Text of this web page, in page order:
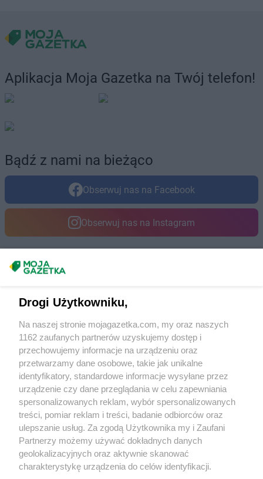
Aplikacja Moja Gazetka na Twój telefon!
Bądź z nami na bieżąco
Obserwuj nas na Facebook
Obserwuj nas na Instagram
Masz sugestie lub pytania?
Współpraca z nami
Zobacz szczegóły
Retail Radar – analiza rynku
Wasze ulubione produkty
Regulamin serwisu i polityka prywatności
Mapa strony
Wszystkie miasta z lokalizacjami sklepów
Drogi Użytkowniku,
Na naszej stronie mojagazetka.com, my oraz naszych
1162 zaufanych partnerów uzyskujemy dostęp i
przechowujemy informacje na urządzeniu oraz
przetwarzamy dane osobowe, takie jak unikalne
identyfikatory, standardowe informacje wysyłane przez
urządzenie czy dane przeglądania w celu zapewniania
spersonalizowanych reklam, wybór spersonalizowanych
treści, pomiar reklam i treści, badanie odbiorców oraz
ulepszanie usług. Za zgodą Użytkownika my i Zaufani
Partnerzy możemy używać dokładnych danych
geolokalizacyjnych oraz aktywnie skanować
charakterystykę urządzenia do celów identyfikacji.